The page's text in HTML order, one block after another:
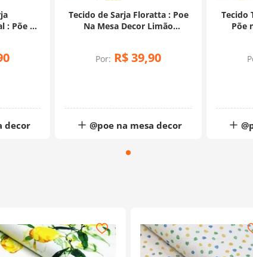
: Põe na
decor
Tecido de Sarja Floratta : Poe
Na Mesa Decor Limão
Por: R$39,90
@poe na mesa decor
Tecido
Põe